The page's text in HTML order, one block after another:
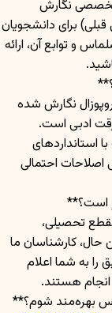
تخصصی نگارش
برای دانشجویان
و توابع آن، ارائه
نگارش شده
ادبی است.
استانداردهای
اصلاحات احتمالی
است؟**
تحصیلی،
حال، کارشناسان ما
را به شما اعلام
انجام هستند.
بهره‌مند شوم؟**